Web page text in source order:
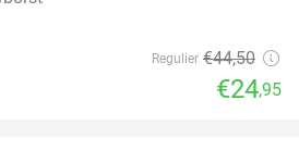
Regulier €44,50
€24,95